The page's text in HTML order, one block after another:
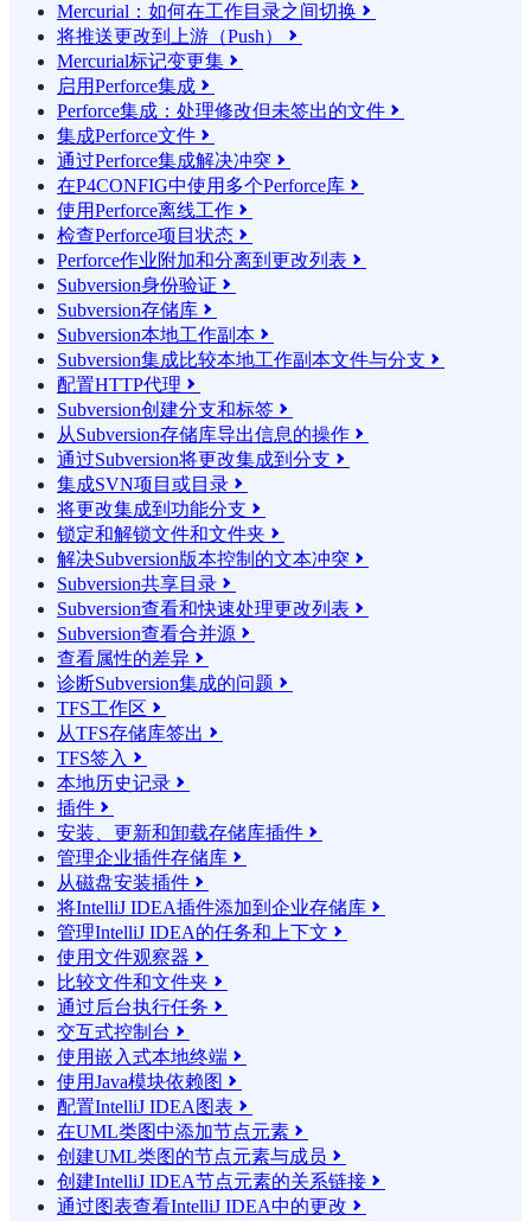
Mercurial：如何在工作目录之间切换 
将推送更改到上游（Push） 
Mercurial标记变更集 
启用Perforce集成 
Perforce集成：处理修改但未签出的文件 
集成Perforce文件 
通过Perforce集成解决冲突 
在P4CONFIG中使用多个Perforce库 
使用Perforce离线工作 
检查Perforce项目状态 
Perforce作业附加和分离到更改列表 
Subversion身份验证 
Subversion存储库 
Subversion本地工作副本 
Subversion集成比较本地工作副本文件与分支 
配置HTTP代理 
Subversion创建分支和标签 
从Subversion存储库导出信息的操作 
通过Subversion将更改集成到分支 
集成SVN项目或目录 
将更改集成到功能分支 
锁定和解锁文件和文件夹 
解决Subversion版本控制的文本冲突 
Subversion共享目录 
Subversion查看和快速处理更改列表 
Subversion查看合并源 
查看属性的差异 
诊断Subversion集成的问题 
TFS工作区 
从TFS存储库签出 
TFS签入 
本地历史记录 
插件 
安装、更新和卸载存储库插件 
管理企业插件存储库 
从磁盘安装插件 
将IntelliJ IDEA插件添加到企业存储库 
管理IntelliJ IDEA的任务和上下文 
使用文件观察器 
比较文件和文件夹 
通过后台执行任务 
交互式控制台 
使用嵌入式本地终端 
使用Java模块依赖图 
配置IntelliJ IDEA图表 
在UML类图中添加节点元素 
创建UML类图的节点元素与成员 
创建IntelliJ IDEA节点元素的关系链接 
通过图表查看IntelliJ IDEA中的更改 